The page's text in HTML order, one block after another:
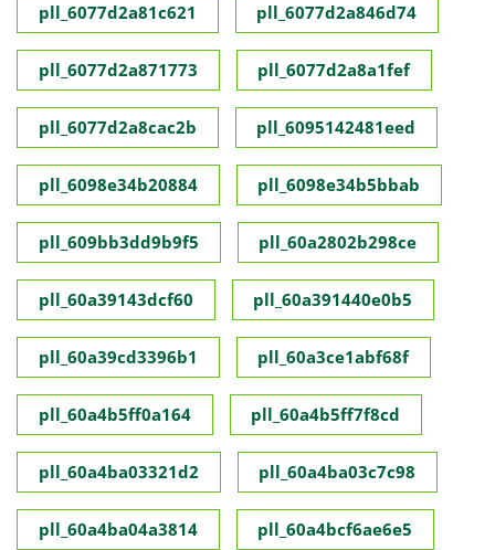
pll_6077d2a81c621 pll_6077d2a846d74
pll_6077d2a871773 pll_6077d2a8a1fef
pll_6077d2a8cac2b pll_6095142481eed
pll_6098e34b20884 pll_6098e34b5bbab
pll_609bb3dd9b9f5 pll_60a2802b298ce
pll_60a39143dcf60 pll_60a391440e0b5
pll_60a39cd3396b1 pll_60a3ce1abf68f
pll_60a4b5ff0a164 pll_60a4b5ff7f8cd
pll_60a4ba03321d2 pll_60a4ba03c7c98
pll_60a4ba04a3814 pll_60a4bcf6ae6e5